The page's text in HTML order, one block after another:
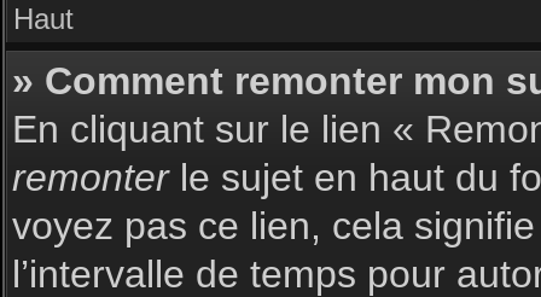
Haut
» Comment remonter mon
En cliquant sur le lien «
remonterle sujet en haut du
voyez pas ce lien, cela
l’intervalle de temps pour